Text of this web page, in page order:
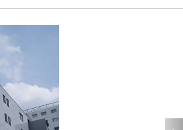
埼玉のクリニックを探す
千葉のクリ
オフィス移転に関するお役立ちコンテンツ